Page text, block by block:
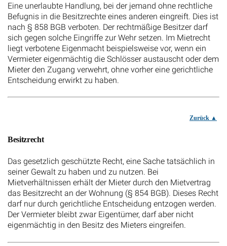
Eine unerlaubte Handlung, bei der jemand ohne rechtliche
Befugnis in die Besitzrechte eines anderen eingreift. Dies ist
nach § 858 BGB verboten. Der rechtmäßige Besitzer darf
sich gegen solche Eingriffe zur Wehr setzen. Im Mietrecht
liegt verbotene Eigenmacht beispielsweise vor, wenn ein
Vermieter eigenmächtig die Schlösser austauscht oder dem
Mieter den Zugang verwehrt, ohne vorher eine gerichtliche
Entscheidung erwirkt zu haben.
Zurück
Besitzrecht
Das gesetzlich geschützte Recht, eine Sache tatsächlich in
seiner Gewalt zu haben und zu nutzen. Bei
Mietverhältnissen erhält der Mieter durch den Mietvertrag
das Besitzrecht an der Wohnung (§ 854 BGB). Dieses Recht
darf nur durch gerichtliche Entscheidung entzogen werden.
Der Vermieter bleibt zwar Eigentümer, darf aber nicht
eigenmächtig in den Besitz des Mieters eingreifen.